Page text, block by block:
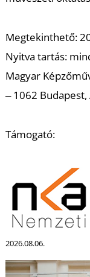
Megtekinthető:
Nyitva tartás:
Magyar
‒ 1062
Támogató:
2026.08.06.